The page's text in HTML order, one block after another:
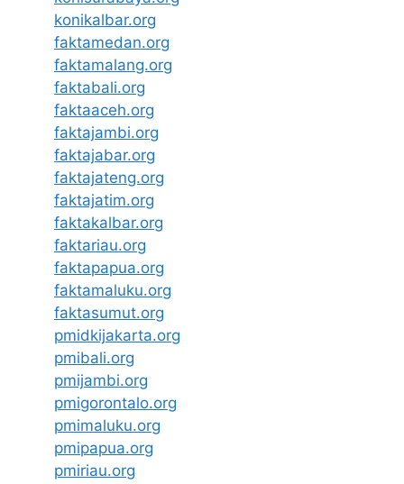
konikalbar.org
faktamedan.org
faktamalang.org
faktabali.org
faktaaceh.org
faktajambi.org
faktajabar.org
faktajateng.org
faktajatim.org
faktakalbar.org
faktariau.org
faktapapua.org
faktamaluku.org
faktasumut.org
pmidkijakarta.org
pmibali.org
pmijambi.org
pmigorontalo.org
pmimaluku.org
pmipapua.org
pmiriau.org